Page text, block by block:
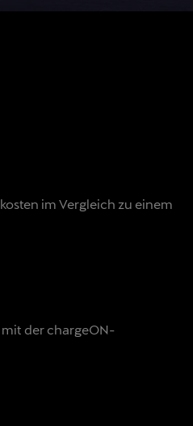
im Vergleich zu einem
mit der chargeON-